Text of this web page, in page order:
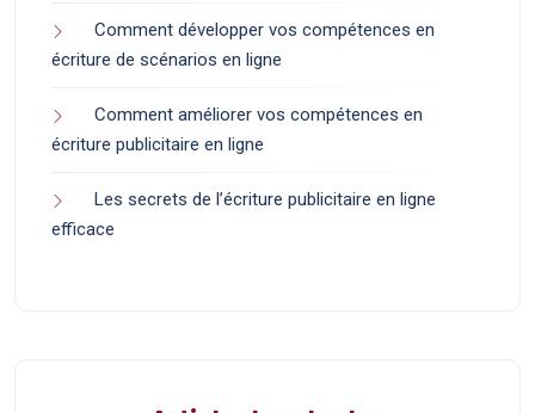
Comment développer vos compétences en
écriture de scénarios en ligne
Comment améliorer vos compétences en
écriture publicitaire en ligne
Les secrets de l’écriture publicitaire en ligne
efficace